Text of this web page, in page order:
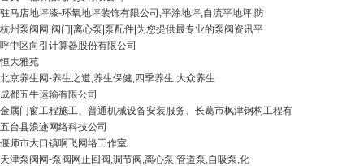
驻马店地坪漆-环氧地坪装饰有限公司,平涂地坪,自流平地坪,防
杭州泵阀网|阀门|离心泵|泵配件|为您提供最专业的泵阀资讯平
呼中区向引计算器股份有限公司
恒大雅苑
北京养生网-养生之道,养生保健,四季养生,大众养生
成都五牛运输有限公司
金属门窗工程施工、普通机械设备安装服务、长葛市枫津钢构工程有
五台县浪迹网络科技公司
偃师市大口镇啊飞网络工作室
天津泵阀网-泵阀网止回阀,调节阀,离心泵,管道泵,自吸泵,化